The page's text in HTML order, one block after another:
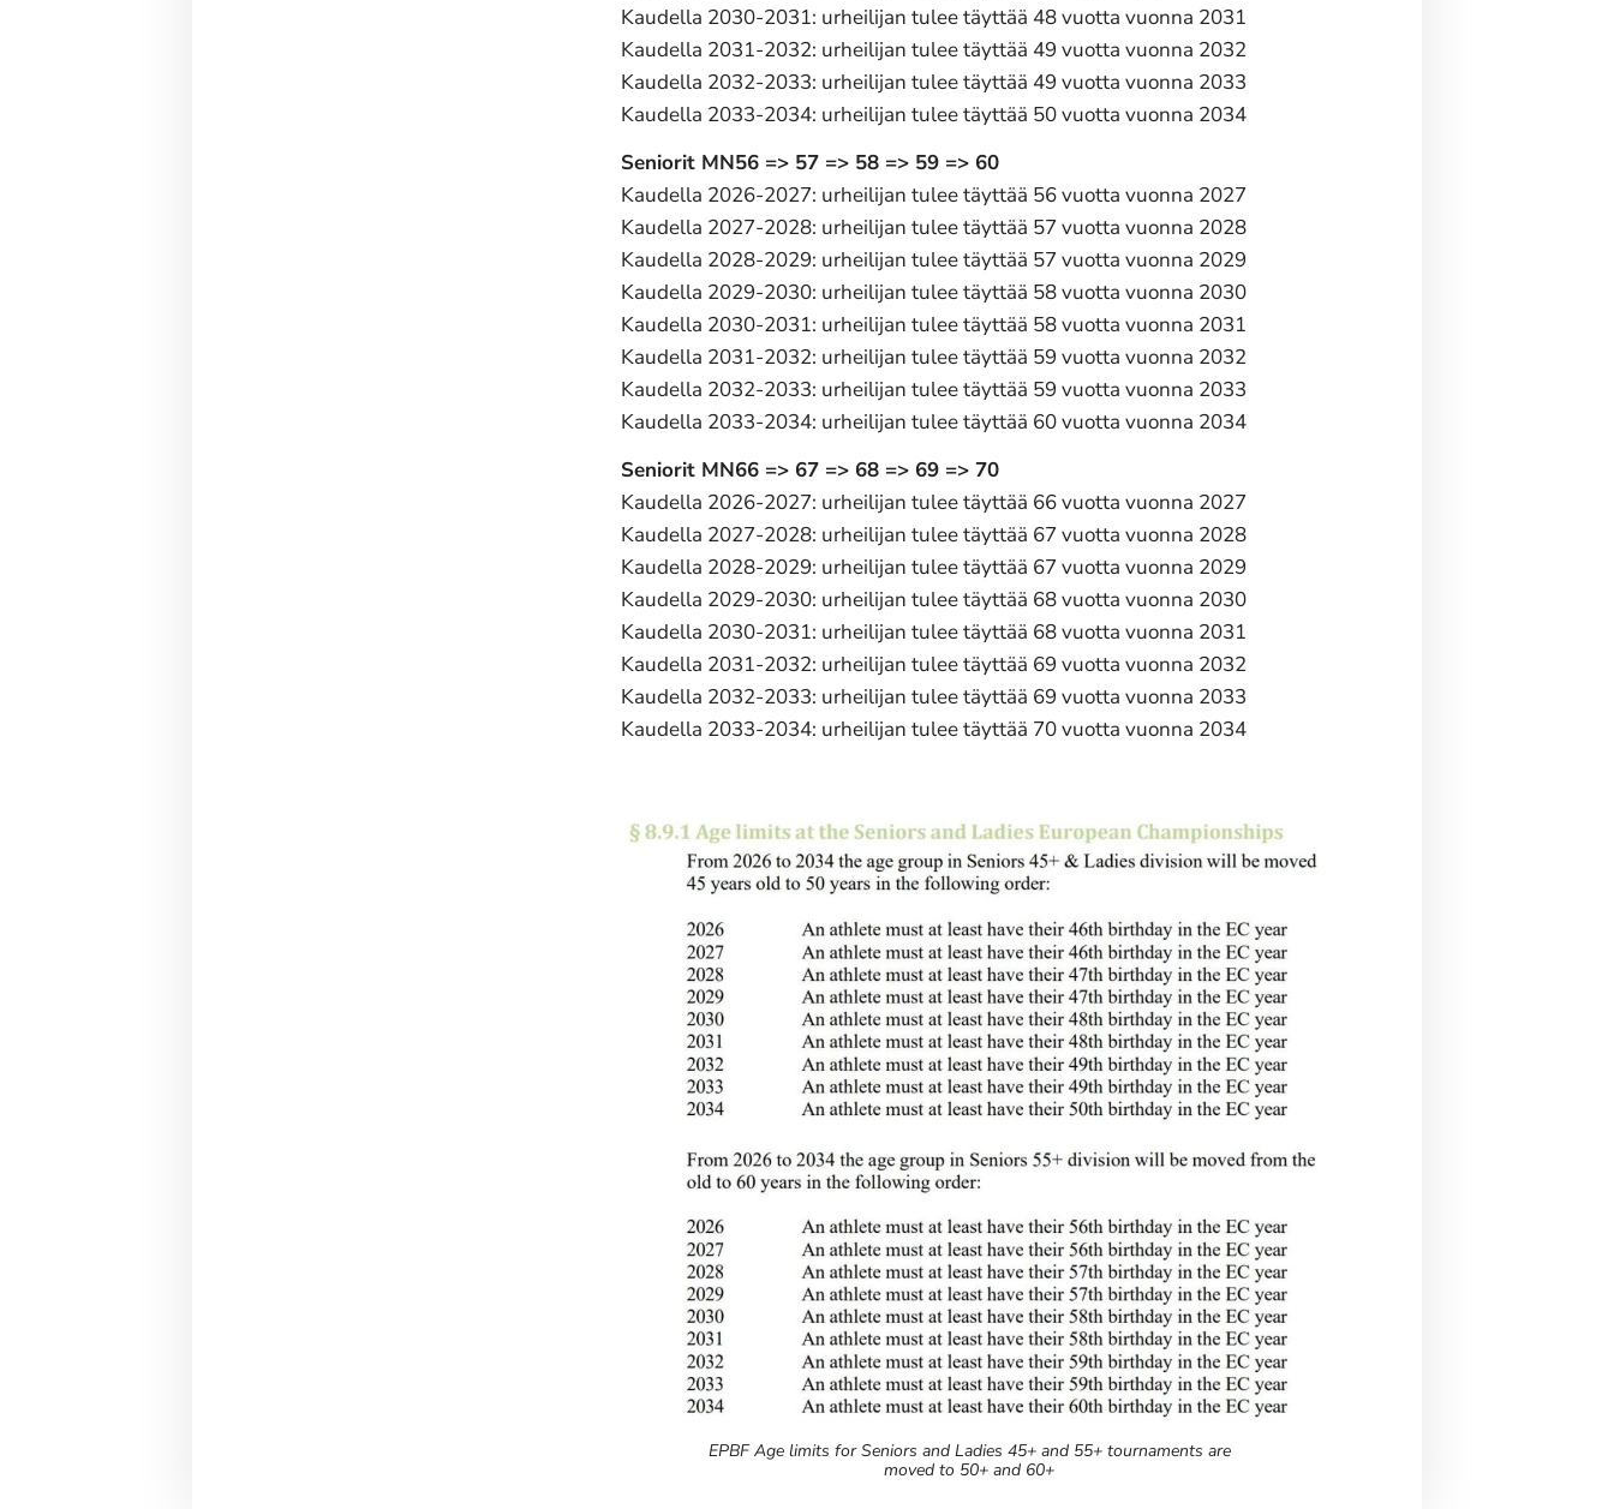
Kaudella 2030-2031: urheilijan tulee täyttää 48 vuotta vuonna 2031
Kaudella 2031-2032: urheilijan tulee täyttää 49 vuotta vuonna 2032
Kaudella 2032-2033: urheilijan tulee täyttää 49 vuotta vuonna 2033
Kaudella 2033-2034: urheilijan tulee täyttää 50 vuotta vuonna 2034
Seniorit MN56 => 57 => 58 => 59 => 60
Kaudella 2026-2027: urheilijan tulee täyttää 56 vuotta vuonna 2027
Kaudella 2027-2028: urheilijan tulee täyttää 57 vuotta vuonna 2028
Kaudella 2028-2029: urheilijan tulee täyttää 57 vuotta vuonna 2029
Kaudella 2029-2030: urheilijan tulee täyttää 58 vuotta vuonna 2030
Kaudella 2030-2031: urheilijan tulee täyttää 58 vuotta vuonna 2031
Kaudella 2031-2032: urheilijan tulee täyttää 59 vuotta vuonna 2032
Kaudella 2032-2033: urheilijan tulee täyttää 59 vuotta vuonna 2033
Kaudella 2033-2034: urheilijan tulee täyttää 60 vuotta vuonna 2034
Seniorit MN66 => 67 => 68 => 69 => 70
Kaudella 2026-2027: urheilijan tulee täyttää 66 vuotta vuonna 2027
Kaudella 2027-2028: urheilijan tulee täyttää 67 vuotta vuonna 2028
Kaudella 2028-2029: urheilijan tulee täyttää 67 vuotta vuonna 2029
Kaudella 2029-2030: urheilijan tulee täyttää 68 vuotta vuonna 2030
Kaudella 2030-2031: urheilijan tulee täyttää 68 vuotta vuonna 2031
Kaudella 2031-2032: urheilijan tulee täyttää 69 vuotta vuonna 2032
Kaudella 2032-2033: urheilijan tulee täyttää 69 vuotta vuonna 2033
Kaudella 2033-2034: urheilijan tulee täyttää 70 vuotta vuonna 2034
EPBF Age limits for Seniors and Ladies 45+ and 55+ tournaments are
moved to 50+ and 60+